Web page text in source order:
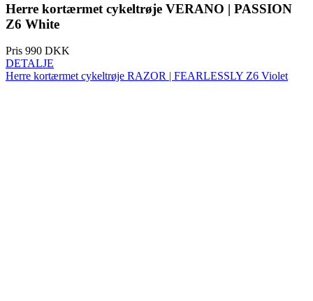
Herre kortærmet cykeltrøje VERANO | PASSION
Z6 White
Pris 990 DKK
DETALJE
Herre kortærmet cykeltrøje RAZOR | FEARLESSLY Z6 Violet